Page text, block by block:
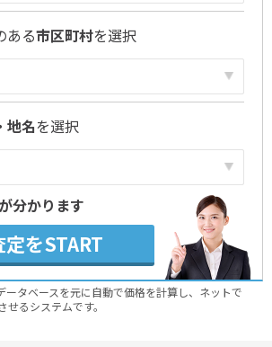
ある市区町村を選択
地名を選択
分かります
をSTART
タベースを元に自動で価格を計算し、ネットで
るシステムです。